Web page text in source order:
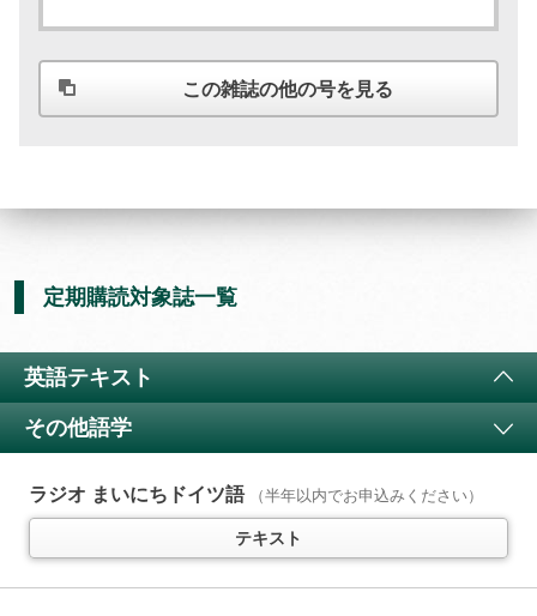
この雑誌の他の号を見る
定期購読対象誌一覧
英語テキスト
ラジオ 小学生の基礎英語
テキスト
その他語学
ラジオ まいにちドイツ語 （半年以内でお申込みください）
テキスト